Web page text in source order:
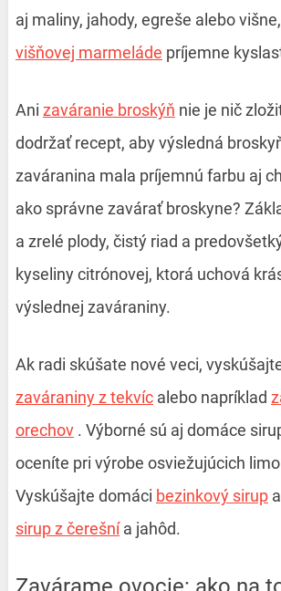
aj maliny, jahody, egreše alebo
višňovej marmeláde príjemne
Ani zaváranie broskýň nie je nič
dodržať recept, aby výsledná
zaváranina mala príjemnú farbu aj
ako správne zavárať broskyne?
a zrelé plody, čistý riad a
kyseliny citrónovej, ktorá uchová
výslednej zaváraniny.
Ak radi skúšate nové veci,
zaváraniny z tekvíc alebo napríklad
orechov . Výborné sú aj domáce
oceníte pri výrobe osviežujúcich
Vyskúšajte domáci bezinkový sirup
sirup z čerešní a jahôd.